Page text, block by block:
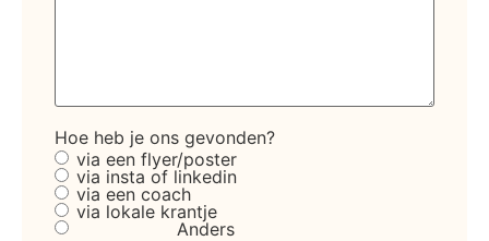
Hoe heb je ons gevonden?
via een flyer/poster
via insta of linkedin
via een coach
via lokale krantje
Anders